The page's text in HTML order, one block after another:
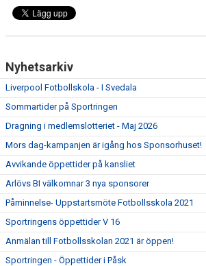
Nyhetsarkiv
Liverpool Fotbollskola - I Svedala
Sommartider på Sportringen
Dragning i medlemslotteriet - Maj 2026
Mors dag-kampanjen är igång hos Sponsorhuset!
Avvikande öppettider på kansliet
Arlövs BI välkomnar 3 nya sponsorer
Påminnelse- Uppstartsmöte Fotbollsskola 2021
Sportringens öppettider V 16
Anmälan till Fotbollsskolan 2021 är öppen!
Sportringen - Öppettider i Påsk